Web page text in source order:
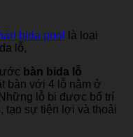
bida pool
là loại
lỗ,
bàn bida lỗ
bàn với 4 lỗ nằm ở
lỗ bi được bố trí
tạo sự tiện lợi và thoải